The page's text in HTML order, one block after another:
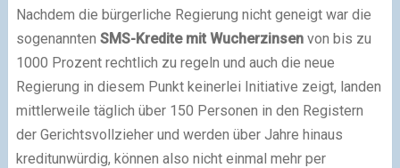
Nachdem die bürgerliche Regierung nicht geneigt war die
sogenannten SMS-Kredite mit Wucherzinsenvon bis zu
1000 Prozent rechtlich zu regeln und auch die neue
Regierung in diesem Punkt keinerlei Initiative zeigt, landen
mittlerweile täglich über 150 Personen in den Registern
der Gerichtsvollzieher und werden über Jahre hinaus
kreditunwürdig, können also nicht einmal mehr per